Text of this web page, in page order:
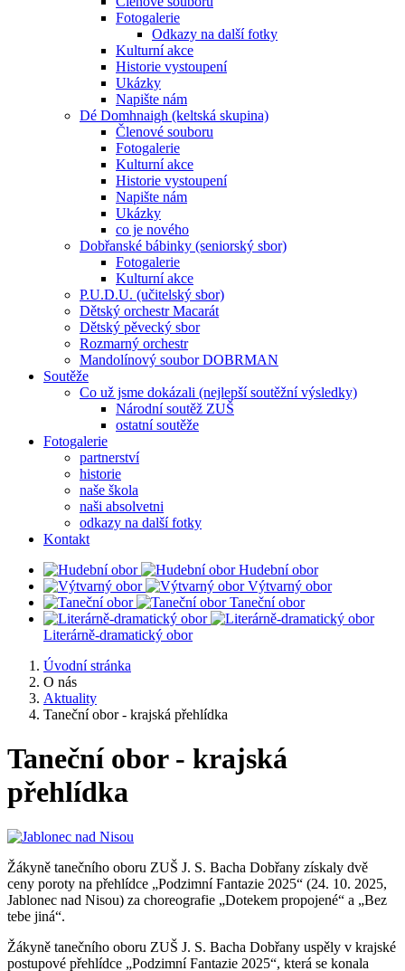
Fotogalerie
Odkazy na další fotky
Kulturní akce
Historie vystoupení
Ukázky
Napište nám
Dé Domhnaigh (keltská skupina)
Členové souboru
Fotogalerie
Kulturní akce
Historie vystoupení
Napište nám
Ukázky
co je nového
Dobřanské bábinky (seniorský sbor)
Fotogalerie
Kulturní akce
P.U.D.U. (učitelský sbor)
Dětský orchestr Macarát
Dětský pěvecký sbor
Rozmarný orchestr
Mandolínový soubor DOBRMAN
Soutěže
Co už jsme dokázali (nejlepší soutěžní výsledky)
Národní soutěž ZUŠ
ostatní soutěže
Fotogalerie
partnerství
historie
naše škola
naši absolvetni
odkazy na další fotky
Kontakt
Hudební obor
Výtvarný obor
Taneční obor
Literárně-dramatický obor
Úvodní stránka
O nás
Aktuality
Taneční obor - krajská přehlídka
Taneční obor - krajská
přehlídka
Žákyně tanečního oboru ZUŠ J. S. Bacha Dobřany získaly dvě
ceny poroty na přehlídce „Podzimní Fantazie 2025“ (24. 10. 2025,
Jablonec nad Nisou) za choreografie „Dotekem propojené“ a „Bez
tebe jiná“.
Žákyně tanečního oboru ZUŠ J. S. Bacha Dobřany uspěly v krajské
postupové přehlídce „Podzimní Fantazie 2025“, která se konala